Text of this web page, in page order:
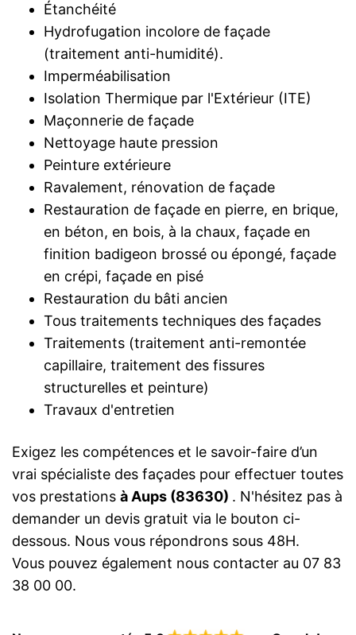
Étanchéité
Hydrofugation incolore de façade
(traitement anti-humidité).
Imperméabilisation
Isolation Thermique par l'Extérieur (ITE)
Maçonnerie de façade
Nettoyage haute pression
Peinture extérieure
Ravalement, rénovation de façade
Restauration de façade en pierre, en brique,
en béton, en bois, à la chaux, façade en
finition badigeon brossé ou épongé, façade
en crépi, façade en pisé
Restauration du bâti ancien
Tous traitements techniques des façades
Traitements (traitement anti-remontée
capillaire, traitement des fissures
structurelles et peinture)
Travaux d'entretien
Exigez les compétences et le savoir-faire d’un
vrai spécialiste des façades pour effectuer toutes
vos prestations à Aups (83630) . N'hésitez pas à
demander un devis gratuit via le bouton ci-
dessous. Nous vous répondrons sous 48H.
Vous pouvez également nous contacter au 07 83
38 00 00.